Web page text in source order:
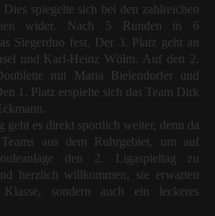
spiegelte sich bei den zahlreichen
wider. Nach 5 Runden in 6
Siegerduo fest. Der 3. Platz geht an
und Karl-Heinz Wölm. Auf den 2.
mit Maria Bielendorfer und
1. Platz erspielte sich das Team Dirk
geht es direkt sportlich weiter, denn da
aus dem Ruhrgebiet, um auf
den 2. Ligaspieltag zu
herzlich willkommen, sie erwarten
sondern auch ein leckeres